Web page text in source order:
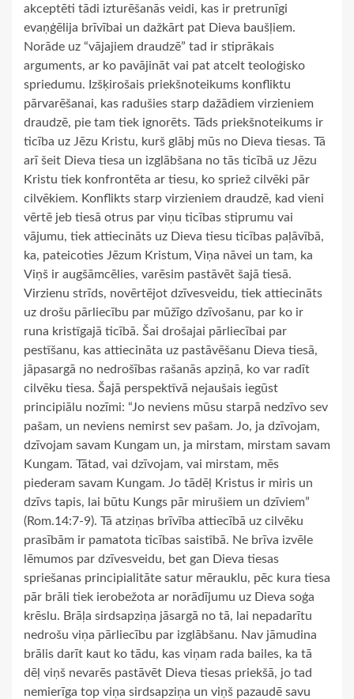
akceptēti tādi izturēšanās veidi, kas ir pretrunīgi
evaņģēlija brīvībai un dažkārt pat Dieva baušļiem.
Norāde uz “vājajiem draudzē” tad ir stiprākais
arguments, ar ko pavājināt vai pat atcelt teoloģisko
spriedumu. Izšķirošais priekšnoteikums konfliktu
pārvarēšanai, kas radušies starp dažādiem virzieniem
draudzē, pie tam tiek ignorēts. Tāds priekšnoteikums ir
ticība uz Jēzu Kristu, kurš glābj mūs no Dieva tiesas. Tā
arī šeit Dieva tiesa un izglābšana no tās ticībā uz Jēzu
Kristu tiek konfrontēta ar tiesu, ko spriež cilvēki pār
cilvēkiem. Konflikts starp virzieniem draudzē, kad vieni
vērtē jeb tiesā otrus par viņu ticības stiprumu vai
vājumu, tiek attiecināts uz Dieva tiesu ticības paļāvībā,
ka, pateicoties Jēzum Kristum, Viņa nāvei un tam, ka
Viņš ir augšāmcēlies, varēsim pastāvēt šajā tiesā.
Virzienu strīds, novērtējot dzīvesveidu, tiek attiecināts
uz drošu pārliecību par mūžīgo dzīvošanu, par ko ir
runa kristīgajā ticībā. Šai drošajai pārliecībai par
pestīšanu, kas attiecināta uz pastāvēšanu Dieva tiesā,
jāpasargā no nedrošības rašanās apziņā, ko var radīt
cilvēku tiesa. Šajā perspektīvā nejaušais iegūst
principiālu nozīmi: “Jo neviens mūsu starpā nedzīvo sev
pašam, un neviens nemirst sev pašam. Jo, ja dzīvojam,
dzīvojam savam Kungam un, ja mirstam, mirstam savam
Kungam. Tātad, vai dzīvojam, vai mirstam, mēs
piederam savam Kungam. Jo tādēļ Kristus ir miris un
dzīvs tapis, lai būtu Kungs pār mirušiem un dzīviem”
(Rom.14:7-9). Tā atziņas brīvība attiecībā uz cilvēku
prasībām ir pamatota ticības saistībā. Ne brīva izvēle
lēmumos par dzīvesveidu, bet gan Dieva tiesas
spriešanas principialitāte satur mērauklu, pēc kura tiesa
pār brāli tiek ierobežota ar norādījumu uz Dieva soģa
krēslu. Brāļa sirdsapziņa jāsargā no tā, lai nepadarītu
nedrošu viņa pārliecību par izglābšanu. Nav jāmudina
brālis darīt kaut ko tādu, kas viņam rada bailes, ka tā
dēļ viņš nevarēs pastāvēt Dieva tiesas priekšā, jo tad
nemierīga top viņa sirdsapziņa un viņš pazaudē savu